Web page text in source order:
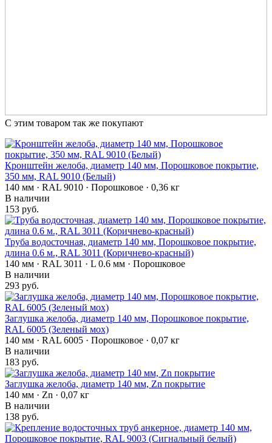
С этим товаром так же покупают
Кронштейн желоба, диаметр 140 мм, Порошковое покрытие,
350 мм, RAL 9010 (Белый)
140 мм · RAL 9010 · Порошковое · 0,36 кг
В наличии
153 руб.
Труба водосточная, диаметр 140 мм, Порошковое покрытие,
длина 0.6 м., RAL 3011 (Коричнево-красный)
140 мм · RAL 3011 · L 0.6 мм · Порошковое
В наличии
293 руб.
Заглушка желоба, диаметр 140 мм, Порошковое покрытие,
RAL 6005 (Зеленый мох)
140 мм · RAL 6005 · Порошковое · 0,07 кг
В наличии
183 руб.
Заглушка желоба, диаметр 140 мм, Zn покрытие
140 мм · Zn · 0,07 кг
В наличии
138 руб.